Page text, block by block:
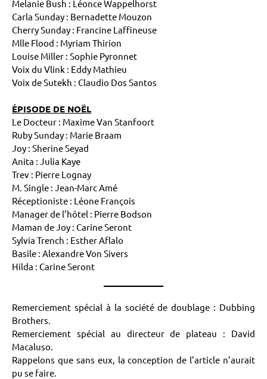
Melanie Bush : Léonce Wappelhorst
Carla Sunday : Bernadette Mouzon
Cherry Sunday : Francine Laffineuse
Mlle Flood : Myriam Thirion
Louise Miller : Sophie Pyronnet
Voix du Vlink : Eddy Mathieu
Voix de Sutekh : Claudio Dos Santos
ÉPISODE DE NOËL
Le Docteur : Maxime Van Stanfoort
Ruby Sunday : Marie Braam
Joy : Sherine Seyad
Anita : Julia Kaye
Trev : Pierre Lognay
M. Single : Jean-Marc Amé
Réceptioniste : Léone François
Manager de l’hôtel : Pierre Bodson
Maman de Joy : Carine Seront
Sylvia Trench : Esther Aflalo
Basile : Alexandre Von Sivers
Hilda : Carine Seront
Remerciement spécial à la société de doublage : Dubbing
Brothers.
Remerciement spécial au directeur de plateau : David
Macaluso.
Rappelons que sans eux, la conception de l’article n’aurait
pu se faire.